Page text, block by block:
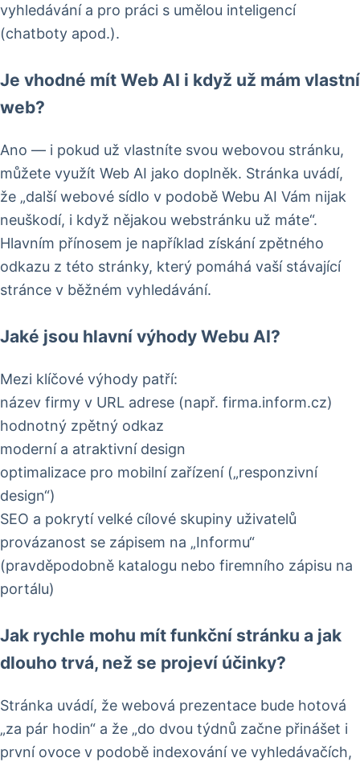
vyhledávání a pro práci s umělou inteligencí
(chatboty apod.).
Je vhodné mít Web AI i když už mám vlastní
web?
Ano — i pokud už vlastníte svou webovou stránku,
můžete využít Web AI jako doplněk. Stránka uvádí,
že „další webové sídlo v podobě Webu AI Vám nijak
neuškodí, i když nějakou webstránku už máte“.
Hlavním přínosem je například získání zpětného
odkazu z této stránky, který pomáhá vaší stávající
stránce v běžném vyhledávání.
Jaké jsou hlavní výhody Webu AI?
Mezi klíčové výhody patří:
název firmy v URL adrese (např. firma.inform.cz)
hodnotný zpětný odkaz
moderní a atraktivní design
optimalizace pro mobilní zařízení („responzivní
design“)
SEO a pokrytí velké cílové skupiny uživatelů
provázanost se zápisem na „Informu“
(pravděpodobně katalogu nebo firemního zápisu na
portálu)
Jak rychle mohu mít funkční stránku a jak
dlouho trvá, než se projeví účinky?
Stránka uvádí, že webová prezentace bude hotová
„za pár hodin“ a že „do dvou týdnů začne přinášet i
první ovoce v podobě indexování ve vyhledávačích,